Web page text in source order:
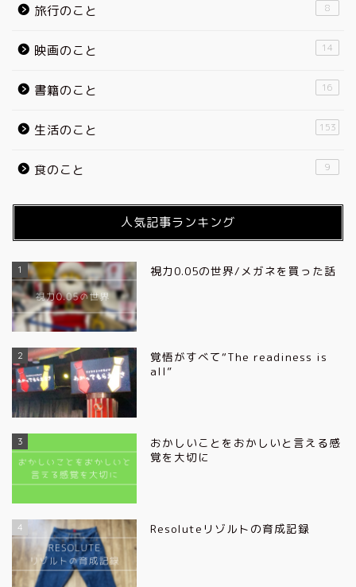
旅行のこと 8
映画のこと 14
書籍のこと 16
生活のこと 153
食のこと 9
人気記事ランキング
1 視力0.05の世界/メガネを買った話
2
覚悟がすべて“The readiness is
all”
3
おかしいことをおかしいと言える感
覚を大切に
4 Resoluteリゾルトの育成記録